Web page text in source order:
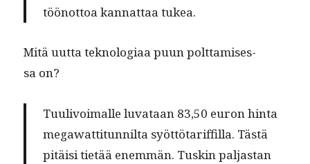
töönot­toa kan­nat­taa tukea.
Mitä uut­ta teknolo­giaa puun polt­tamises­
sa on?
Tuulivoimalle luvataan 83,50 euron hin­ta
megawat­ti­tun­nil­ta syöt­tö­tar­if­fil­la. Tästä
pitäisi tietää enem­män. Tuskin pal­jas­tan